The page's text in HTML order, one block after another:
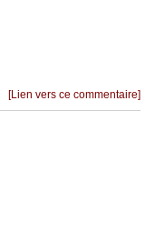
[Lien vers ce commentaire]